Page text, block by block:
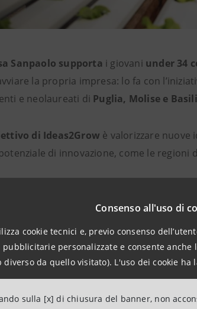
Consenso all'uso di
cookie tecnici e, previo consenso
pubblicitarie personalizzate e consente
diverso da quello visitato). L'uso dei cookie ha
sulla [x] di chiusura del banner, non
Sanpaolo supporta i giovani under 34
la propria impresa: lo fa con
e neolaureati di Puglia, Molise e
di Ideas2Grow è valorizzare
di innovazione, come le regioni
candidatura della propria idea di
per sviluppare il progetto,
Garden di Bari (11 e 12 maggio2023)
gratuita al percorso di